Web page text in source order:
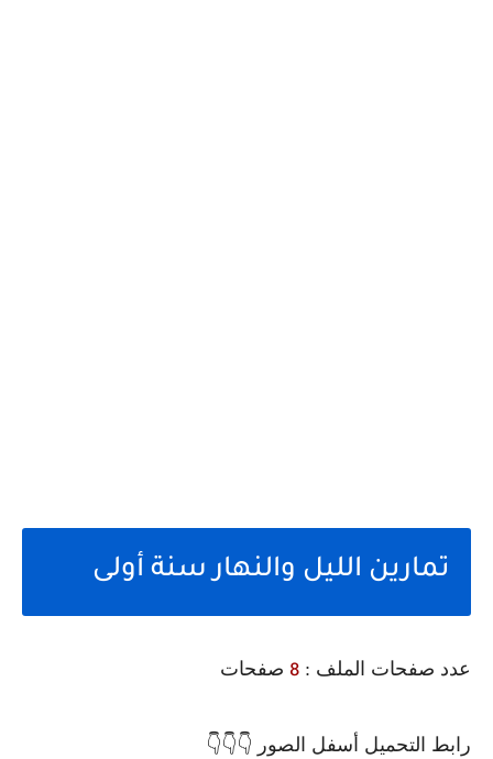
تمارين الليل والنهار سنة أولى
عدد صفحات الملف : 8 صفحات
👇👇 👇 رابط التحميل أسفل الصور